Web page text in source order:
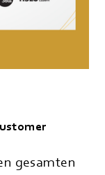
gesamten